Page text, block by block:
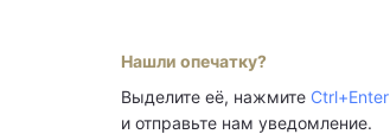
Нашли опечатку?
Выделите её, нажмите Ctrl+Enter
и отправьте нам уведомление.